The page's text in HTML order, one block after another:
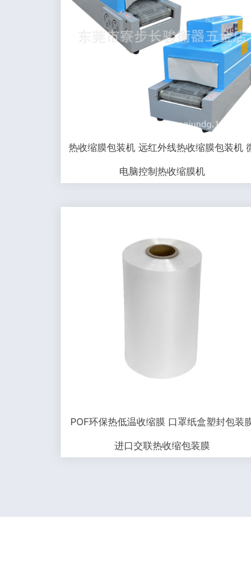
热收缩膜包装机 远红外线热收缩膜包装机
电脑控制热收缩膜机
POF环保热低温收缩膜 口罩纸盒塑封包装
进口交联热收缩包装膜